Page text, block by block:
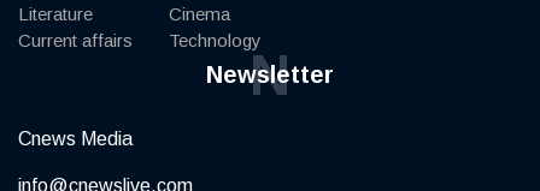
Literature
Current affairs
Cinema
Technology
Newsletter
N
Cnews Media
info@cnewslive.com